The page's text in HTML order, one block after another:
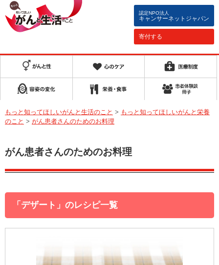
認定NPO法人
キャンサーネットジャパン
寄付する
もっと知ってほしいがんと生活のこと > もっと知ってほしいがんと栄養
のこと > がん患者さんのためのお料理
がん患者さんのためのお料理
「デザート」のレシピ一覧